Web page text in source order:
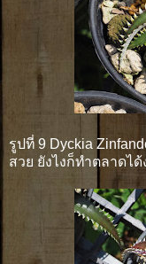
รูปที่ 9 Dyckia
สวย ยังไงก็ทำตลาดไ